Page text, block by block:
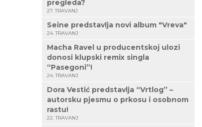
pregleda?
27. TRAVANJ
Seine predstavlja novi album "Vreva"
24. TRAVANJ
Macha Ravel u producentskoj ulozi
donosi klupski remix singla
“Pasegoni”!
24. TRAVANJ
Dora Vestić predstavlja “Vrtlog” –
autorsku pjesmu o prkosu i osobnom
rastu!
22. TRAVANJ